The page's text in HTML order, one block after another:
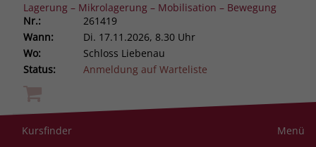
Lagerung – Mikrolagerung – Mobilisation – Bewegung
Nr.:
261419
Wann:
Di. 17.11.2026, 8.30 Uhr
Wo:
Schloss Liebenau
Status:
Anmeldung auf Warteliste
Trauer im Autismus-Spektrum verstehen und begleiten
Kursfinder Menü